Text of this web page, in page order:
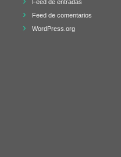
Feed de entradas
Feed de comentarios
WordPress.org